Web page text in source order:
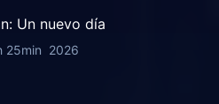
Un nuevo día
25min 2026